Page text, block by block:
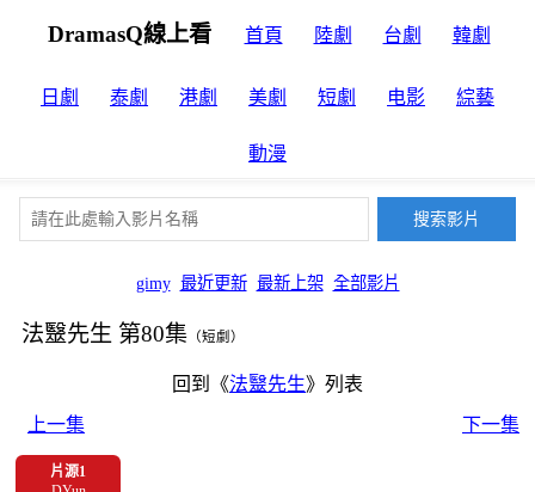
DramasQ線上看 首頁 陸劇 台劇 韓劇
日劇 泰劇 港劇 美劇 短劇 电影 綜藝
動漫
gimy 最近更新 最新上架 全部影片
法毉先生 第80集 （短劇）
回到《法毉先生》列表
上一集
下一集
片源1